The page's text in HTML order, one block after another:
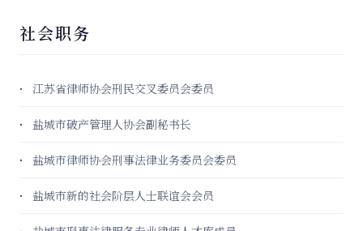
社会职务
江苏省律师协会刑民交叉委员会委员
盐城市破产管理人协会副秘书长
盐城市律师协会刑事法律业务委员会委员
盐城市新的社会阶层人士联谊会会员